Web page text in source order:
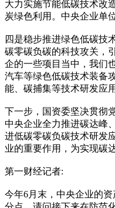
大力实施节能低碳技术改
炭绿色利用。中央企业单
四是稳步推进绿色低碳技
碳零碳负碳的科技攻关，
企的一些项目当中，我们
汽车等绿色低碳技术装备
能、碳捕集等技术研发应
下一步，国资委坚决贯彻
中央企业全力推进碳达峰
进低碳零碳负碳技术研发
业的重要作用，为实现碳
第一财经记者:
今年6月末，中央企业的